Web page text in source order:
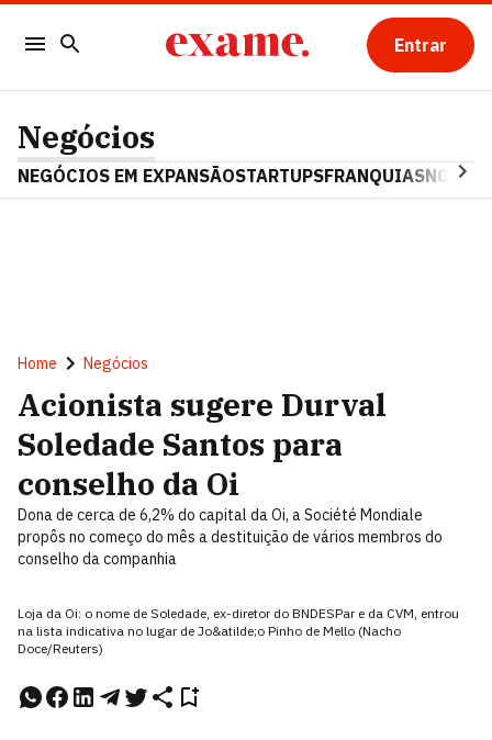
Entrar
Negócios
NEGÓCIOS EM EXPANSÃOSTARTUPSFRANQUIAS
Home Negócios
Acionista sugere Durval
Soledade Santos para
conselho da Oi
Dona de cerca de 6,2% do capital da Oi, a Société Mondiale
propôs no começo do mês a destituição de vários membros do
conselho da companhia
Loja da Oi: o nome de Soledade, ex-diretor do BNDESPar e da CVM, entrou
na lista indicativa no lugar de Jo&atilde;o Pinho de Mello (Nacho
Doce/Reuters)